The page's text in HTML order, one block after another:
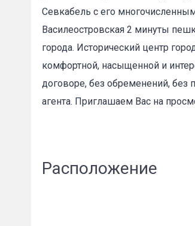
Севкабель с его
Василеостровская 2 минуты
города. Исторический центр
комфортной, насыщенной и
договоре, без обременений, без
агента. Приглашаем Вас на
Расположение